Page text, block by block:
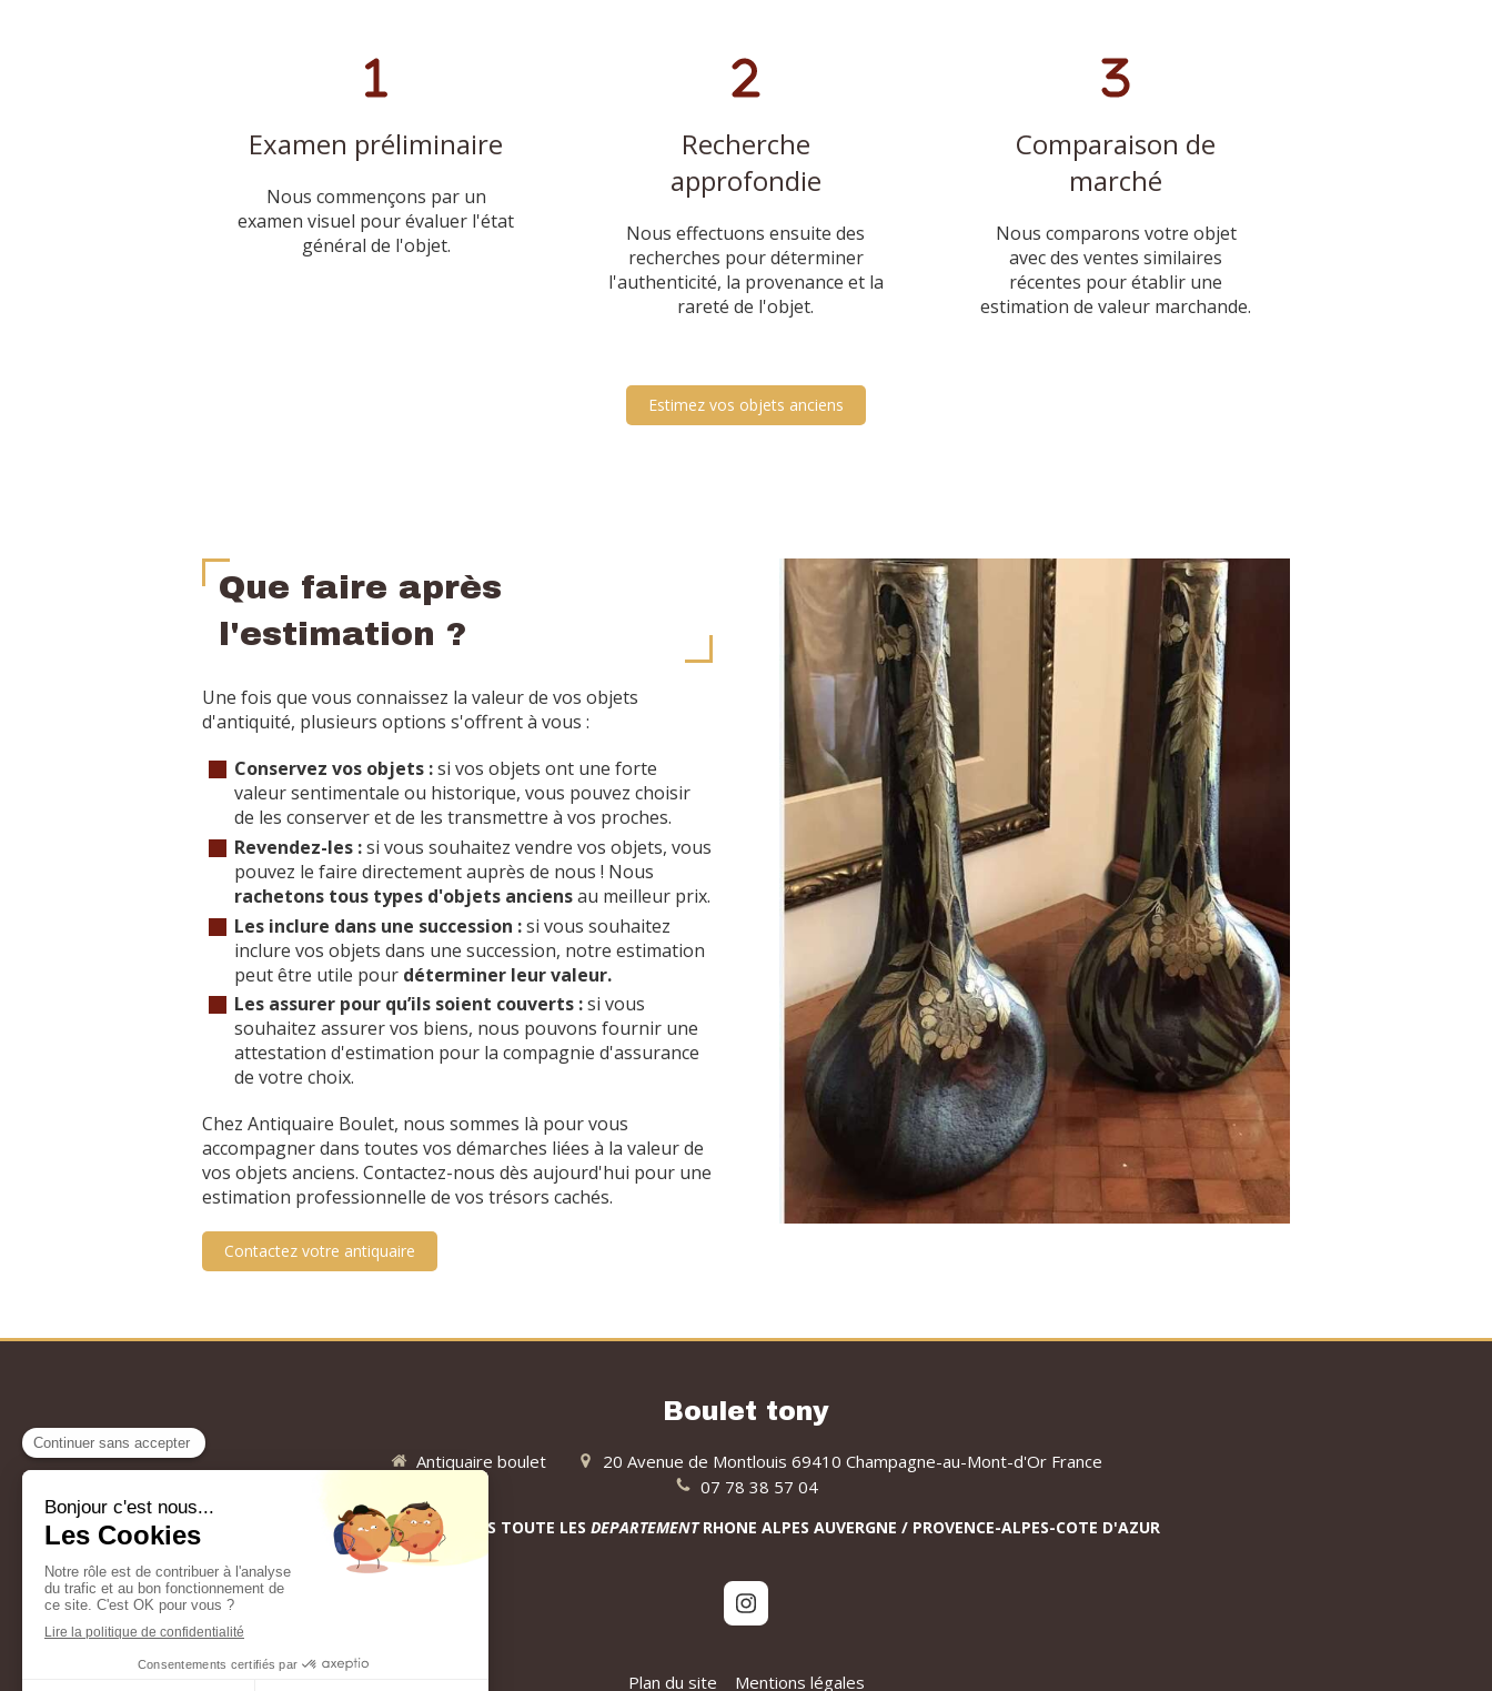
Examen préliminaire
Nous commençons par un
examen visuel pour évaluer l'état
général de l'objet.
Recherche
approfondie
Nous effectuons ensuite des
recherches pour déterminer
l'authenticité, la provenance et la
rareté de l'objet.
Comparaison de
marché
Nous comparons votre objet
avec des ventes similaires
récentes pour établir une
estimation de valeur marchande.
Estimez vos objets anciens
Que faire après
l'estimation ?
Une fois que vous connaissez la valeur de vos objets
d'antiquité, plusieurs options s'offrent à vous :
Conservez vos objets :si vos objets ont une forte
valeur sentimentale ou historique, vous pouvez choisir
de les conserver et de les transmettre à vos proches.
Revendez-les :si vous souhaitez vendre vos objets, vous
pouvez le faire directement auprès de nous ! Nous
rachetons tous types d'objets anciensau meilleur prix.
Les inclure dans une succession :si vous souhaitez
inclure vos objets dans une succession, notre estimation
peut être utile pour déterminer leur valeur.
Les assurer pour qu’ils soient couverts :si vous
souhaitez assurer vos biens, nous pouvons fournir une
attestation d'estimation pour la compagnie d'assurance
de votre choix.
Chez Antiquaire Boulet, nous sommes là pour vous
accompagner dans toutes vos démarches liées à la valeur de
vos objets anciens. Contactez-nous dès aujourd'hui pour une
estimation professionnelle de vos trésors cachés.
Contactez votre antiquaire
Boulet tony
Antiquaire boulet 20 Avenue de Montlouis 69410 Champagne-au-Mont-d'Or France
07 78 38 57 04
DEPLACEMENT DANS TOUTE LES DEPARTEMENTRHONE ALPES AUVERGNE / PROVENCE-ALPES-COTE D'AZUR
Plan du site Mentions légales